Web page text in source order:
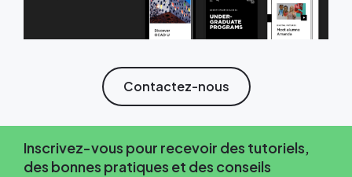
Contactez-nous
Inscrivez-vous pour recevoir des tutoriels,
des bonnes pratiques et des conseils